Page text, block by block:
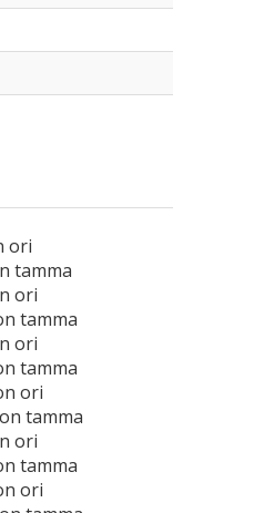
ori
tamma
ori
tamma
ori
tamma
ori
tamma
ori
tamma
ori